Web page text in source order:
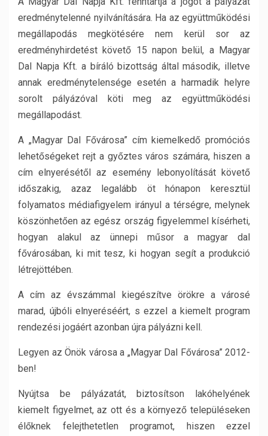
eredménytelenné nyilvánítására. Ha az együttműködési
megállapodás megkötésére nem kerül sor az
eredményhirdetést követő 15 napon belül, a Magyar
Dal Napja Kft. a bíráló bizottság által második, illetve
annak eredménytelensége esetén a harmadik helyre
sorolt pályázóval köti meg az együttműködési
megállapodást.
A „Magyar Dal Fővárosa” cím kiemelkedő promóciós
lehetőségeket rejt a győztes város számára, hiszen a
cím elnyerésétől az esemény lebonyolítását követő
időszakig, azaz legalább öt hónapon keresztül
folyamatos médiafigyelem irányul a térségre, melynek
köszönhetően az egész ország figyelemmel kísérheti,
hogyan alakul az ünnepi műsor a magyar dal
fővárosában, ki mit tesz, ki hogyan segít a produkció
létrejöttében.
A cím az évszámmal kiegészítve örökre a városé
marad, újbóli elnyeréséért, s ezzel a kiemelt program
rendezési jogáért azonban újra pályázni kell.
Legyen az Önök városa a „Magyar Dal Fővárosa” 2012-
ben!
Nyújtsa be pályázatát, biztosítson lakóhelyének
kiemelt figyelmet, az ott és a környező településeken
élőknek felejthetetlen programot, hiszen ezzel